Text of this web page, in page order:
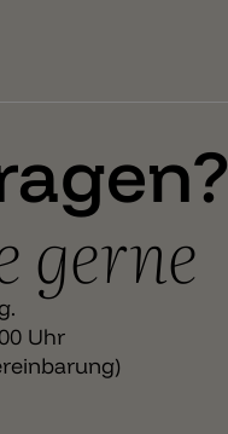
gerne
Uhr